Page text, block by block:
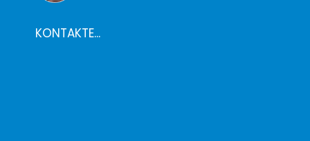
KONTAKTE...